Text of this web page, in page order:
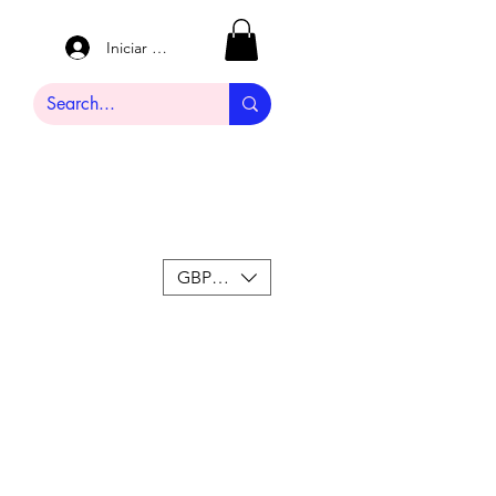
Iniciar sesión
GBP (£)